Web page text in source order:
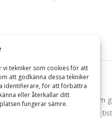
vi tekniker som cookies för att
att godkänna dessa tekniker
identifierare, för att förbättra
eller återkallar ditt
fungerar sämre.
25,4 mm & 20 mm
med nylonlinor som
problem, liksom nässlor,